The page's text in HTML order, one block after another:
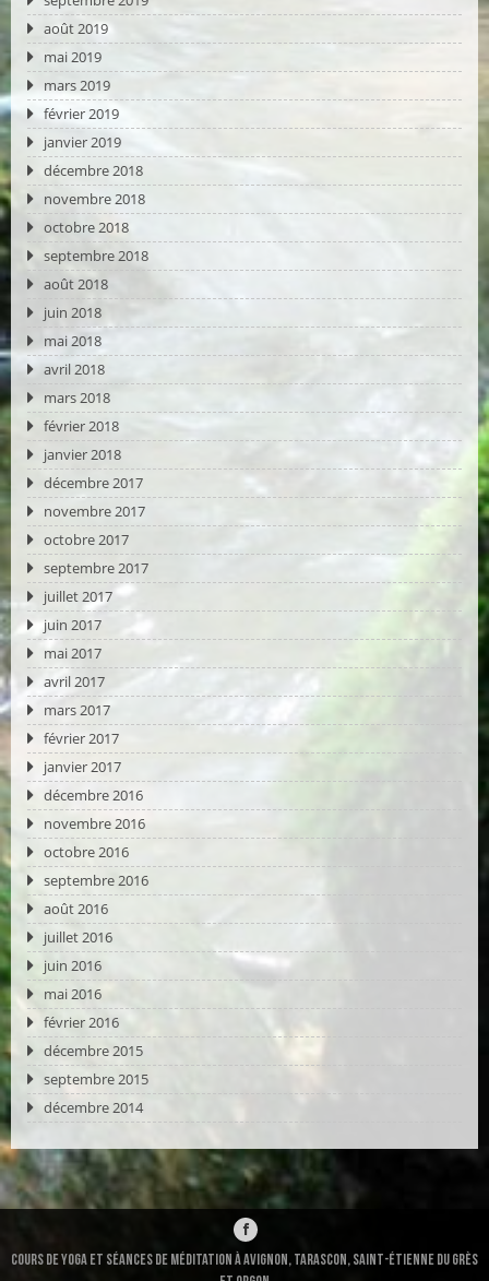
août 2019
mai 2019
mars 2019
février 2019
janvier 2019
décembre 2018
novembre 2018
octobre 2018
septembre 2018
août 2018
juin 2018
mai 2018
avril 2018
mars 2018
février 2018
janvier 2018
décembre 2017
novembre 2017
octobre 2017
septembre 2017
juillet 2017
juin 2017
mai 2017
avril 2017
mars 2017
février 2017
janvier 2017
décembre 2016
novembre 2016
octobre 2016
septembre 2016
août 2016
juillet 2016
juin 2016
mai 2016
février 2016
décembre 2015
septembre 2015
décembre 2014
Cours de Yoga et séances de méditation à Avignon, Tarascon, Saint-ÉTIENNE DU GRÈS